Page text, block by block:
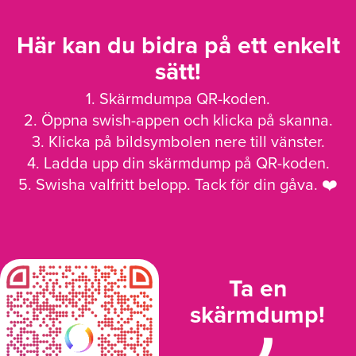
Här kan du bidra på ett enkelt
sätt!
1. Skärmdumpa QR-koden.
2. Öppna swish-appen och klicka på skanna.
3. Klicka på bildsymbolen nere till vänster.
4. Ladda upp din skärmdump på QR-koden.
5. Swisha valfritt belopp. Tack för din gåva. ❤️
Ta en
skärmdump!